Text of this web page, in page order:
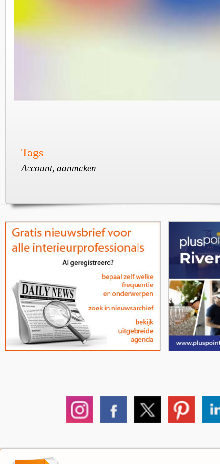
Tags
Account, aanmaken